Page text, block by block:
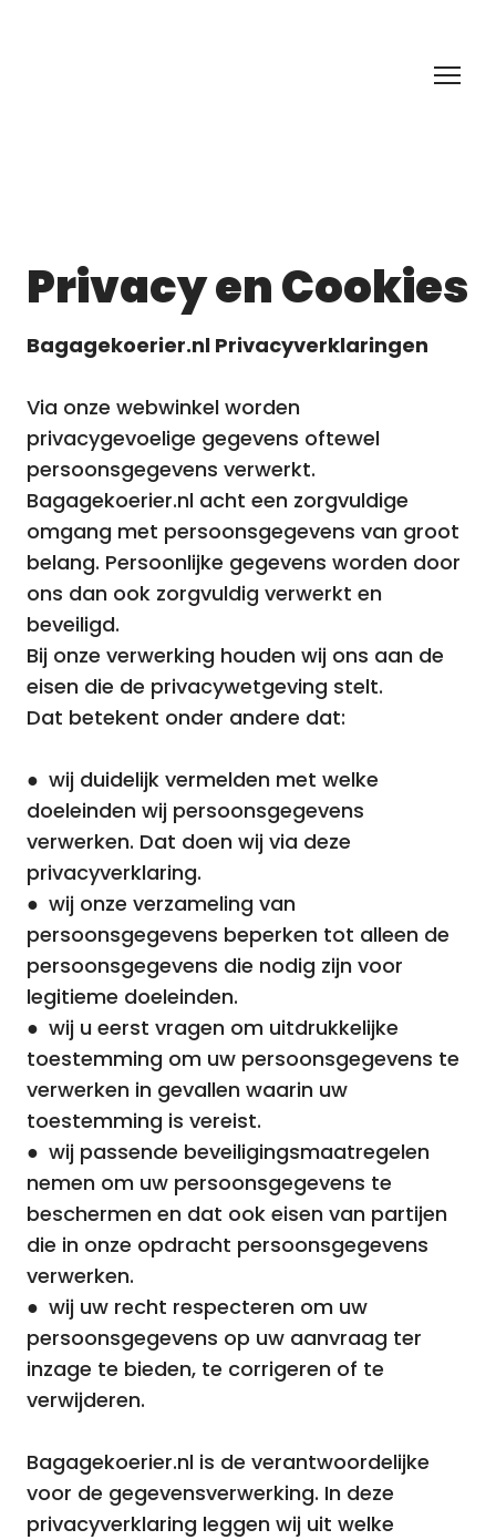
Privacy en Cookies
Bagagekoerier.nl Privacyverklaringen
Via onze webwinkel worden
privacygevoelige gegevens oftewel
persoonsgegevens verwerkt.
Bagagekoerier.nl acht een zorgvuldige
omgang met persoonsgegevens van groot
belang. Persoonlijke gegevens worden door
ons dan ook zorgvuldig verwerkt en
beveiligd.
Bij onze verwerking houden wij ons aan de
eisen die de privacywetgeving stelt.
Dat betekent onder andere dat:
● wij duidelijk vermelden met welke
doeleinden wij persoonsgegevens
verwerken. Dat doen wij via deze
privacyverklaring.
● wij onze verzameling van
persoonsgegevens beperken tot alleen de
persoonsgegevens die nodig zijn voor
legitieme doeleinden.
● wij u eerst vragen om uitdrukkelijke
toestemming om uw persoonsgegevens te
verwerken in gevallen waarin uw
toestemming is vereist.
● wij passende beveiligingsmaatregelen
nemen om uw persoonsgegevens te
beschermen en dat ook eisen van partijen
die in onze opdracht persoonsgegevens
verwerken.
● wij uw recht respecteren om uw
persoonsgegevens op uw aanvraag ter
inzage te bieden, te corrigeren of te
verwijderen.
Bagagekoerier.nl is de verantwoordelijke
voor de gegevensverwerking. In deze
privacyverklaring leggen wij uit welke